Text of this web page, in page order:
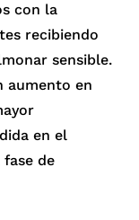
con la
recibiendo
sensible.
aumento en
en el
de